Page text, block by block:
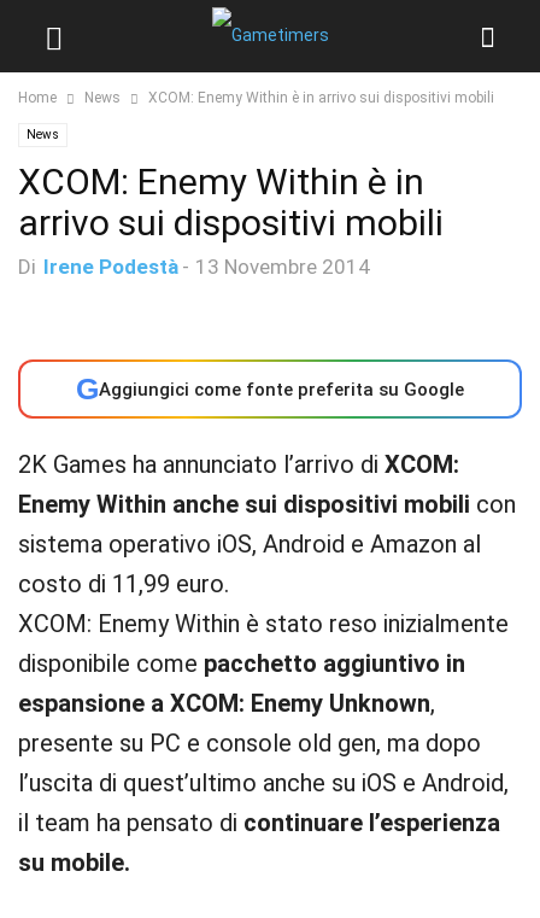
Home News XCOM: Enemy Within è in arrivo sui dispositivi mobili
News
XCOM: Enemy Within è in
arrivo sui dispositivi mobili
Di Irene Podestà - 13 Novembre 2014
GAggiungici come fonte preferita su Google
2K Games ha annunciato l’arrivo di XCOM:
Enemy Within anche sui dispositivi mobili con
sistema operativo iOS, Android e Amazon al
costo di 11,99 euro.
XCOM: Enemy Within è stato reso inizialmente
disponibile come pacchetto aggiuntivo in
espansione a XCOM: Enemy Unknown,
presente su PC e console old gen, ma dopo
l’uscita di quest’ultimo anche su iOS e Android,
il team ha pensato di continuare l’esperienza
su mobile.